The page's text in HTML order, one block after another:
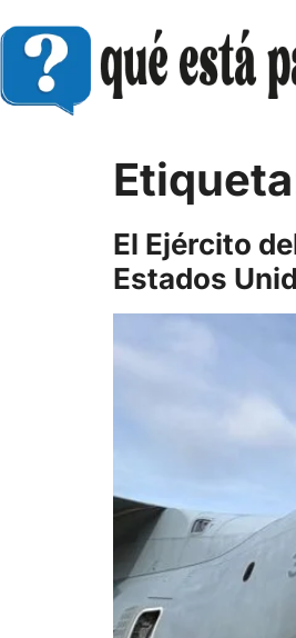
El Ejército
Estados